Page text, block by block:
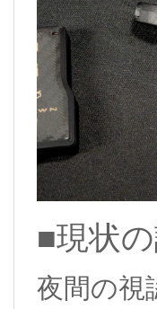
■現状
夜間の視